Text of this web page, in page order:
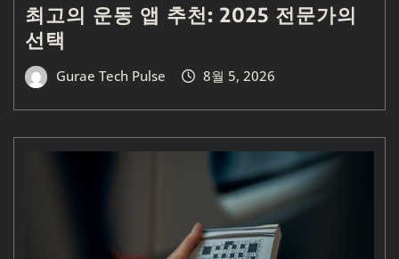
최고의 운동 앱 추천: 2025 전문가의
선택
Gurae Tech Pulse 8월 5, 2026